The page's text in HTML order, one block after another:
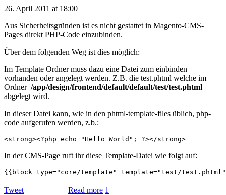
26. April 2011 at 18:00
Aus Sicherheitsgründen ist es nicht gestattet in Magento-CMS-
Pages direkt PHP-Code einzubinden.
Über dem folgenden Weg ist dies möglich:
Im Template Ordner muss dazu eine Datei zum einbinden
vorhanden oder angelegt werden. Z.B. die test.phtml welche im
Ordner /app/design/frontend/default/default/test/test.phtml
abgelegt wird.
In dieser Datei kann, wie in den phtml-template-files üblich, php-
code aufgerufen werden, z.b.:
In der CMS-Page ruft ihr diese Template-Datei wie folgt auf:
Tweet Read more 1